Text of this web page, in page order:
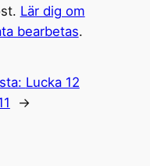
Lär dig om
bearbetas.
Lucka 12
→